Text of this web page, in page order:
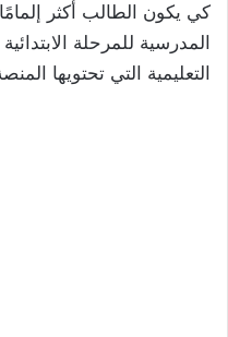
كي يكون الطالب أكثر
المدرسية للمرحلة
التعليمية التي تحتويها